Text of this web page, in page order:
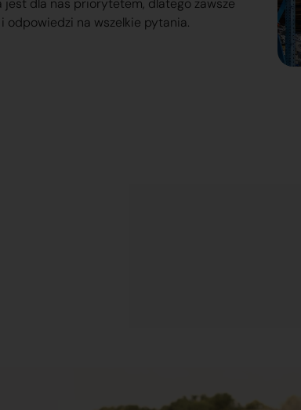
dla nas priorytetem, dlatego zawsze
na wszelkie pytania.